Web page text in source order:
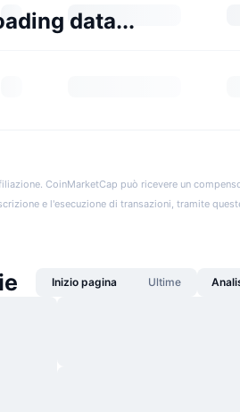
data...
CoinMarketCap può ricevere un
e l'esecuzione di transazioni, tramite
Inizio pagina Ultime